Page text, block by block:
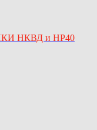
НКВД и НР40